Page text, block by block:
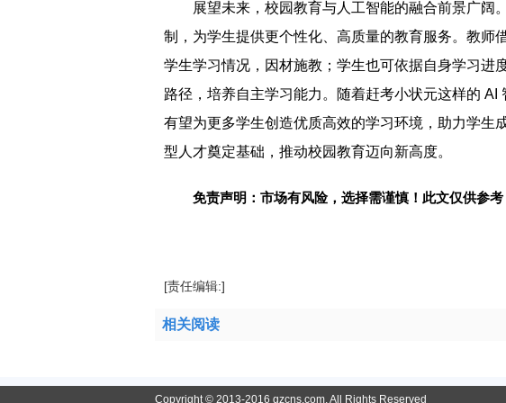
展望未来，校园教育与人工智能的融合前景广阔
制，为学生提供更个性化、高质量的教育服务。教师
学生学习情况，因材施教；学生也可依据自身学习进
路径，培养自主学习能力。随着赶考小状元这样的 AI
有望为更多学生创造优质高效的学习环境，助力学生
型人才奠定基础，推动校园教育迈向新高度。
免责声明：市场有风险，选择需谨慎！此文仅供参考
[责任编辑:]
相关阅读
Copyright © 2013-2016 qzcns.com. All Rights Reserved